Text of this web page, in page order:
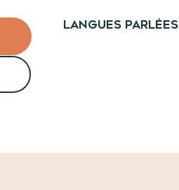
Langues parlées
Langues parlées